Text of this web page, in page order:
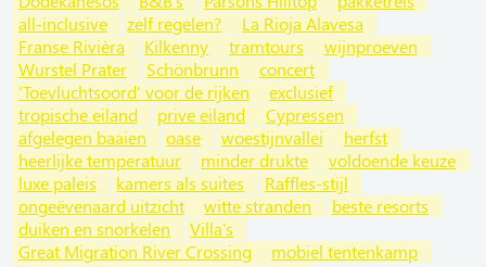
all-inclusive
zelf regelen?
La Rioja Alavesa
Franse Rivièra
Kilkenny tramtours
wijnproeven
Wurstel Prater
Schönbrunn
concert
'Toevluchtsoord' voor de rijken
exclusief
tropische eiland
prive eiland
Cypressen
afgelegen baaien
oase woestijnvallei
herfst
heerlijke temperatuur
minder drukte
voldoende keuze
luxe paleis
kamers als suites
Raffles-stijl
ongeëvenaard uitzicht
witte stranden
beste resorts
duiken en snorkelen
Villa's
Great Migration River Crossing
mobiel tentenkamp